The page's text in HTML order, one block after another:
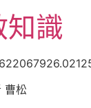
知識
曹松